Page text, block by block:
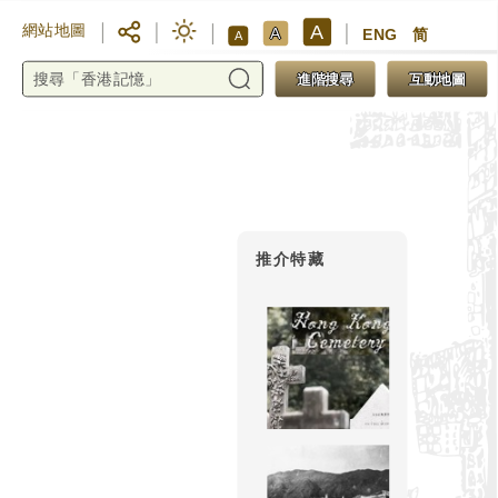
網站地圖 A A A ENG 简
進階搜尋 互動地圖
推介特藏